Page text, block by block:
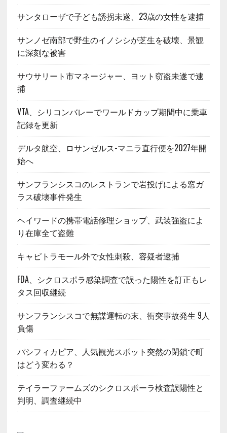
サンタローザで子ども誘拐未遂、23歳の女性を逮捕
サンノゼ南部で野生のイノシシが芝生を破壊、景観
に深刻な被害
サウサリート市マネージャー、ヨット窃盗未遂で逮
捕
VTA、シリコンバレーでワールドカップ期間中に乗車
記録を更新
デルタ航空、ロサンゼルス-マニラ直行便を2027年開
始へ
サンフランシスコのレストランで岩投げによる窓ガ
ラス破壊事件発生
ヘイワードの携帯電話修理ショップ、武装強盗によ
り在庫全て盗難
キャピトラモール外で女性刺殺、容疑者逮捕
FDA、シクロスポラ感染調査で誤った陽性を訂正もレ
タス回収継続
サンフランシスコで無謀運転の末、衝突事故発生 9人
負傷
パシフィカピア、人気観光スポット突然の閉鎖で町
はどう変わる？
テイラーファームズのシクロスポーラ検査誤陽性と
判明、調査継続中